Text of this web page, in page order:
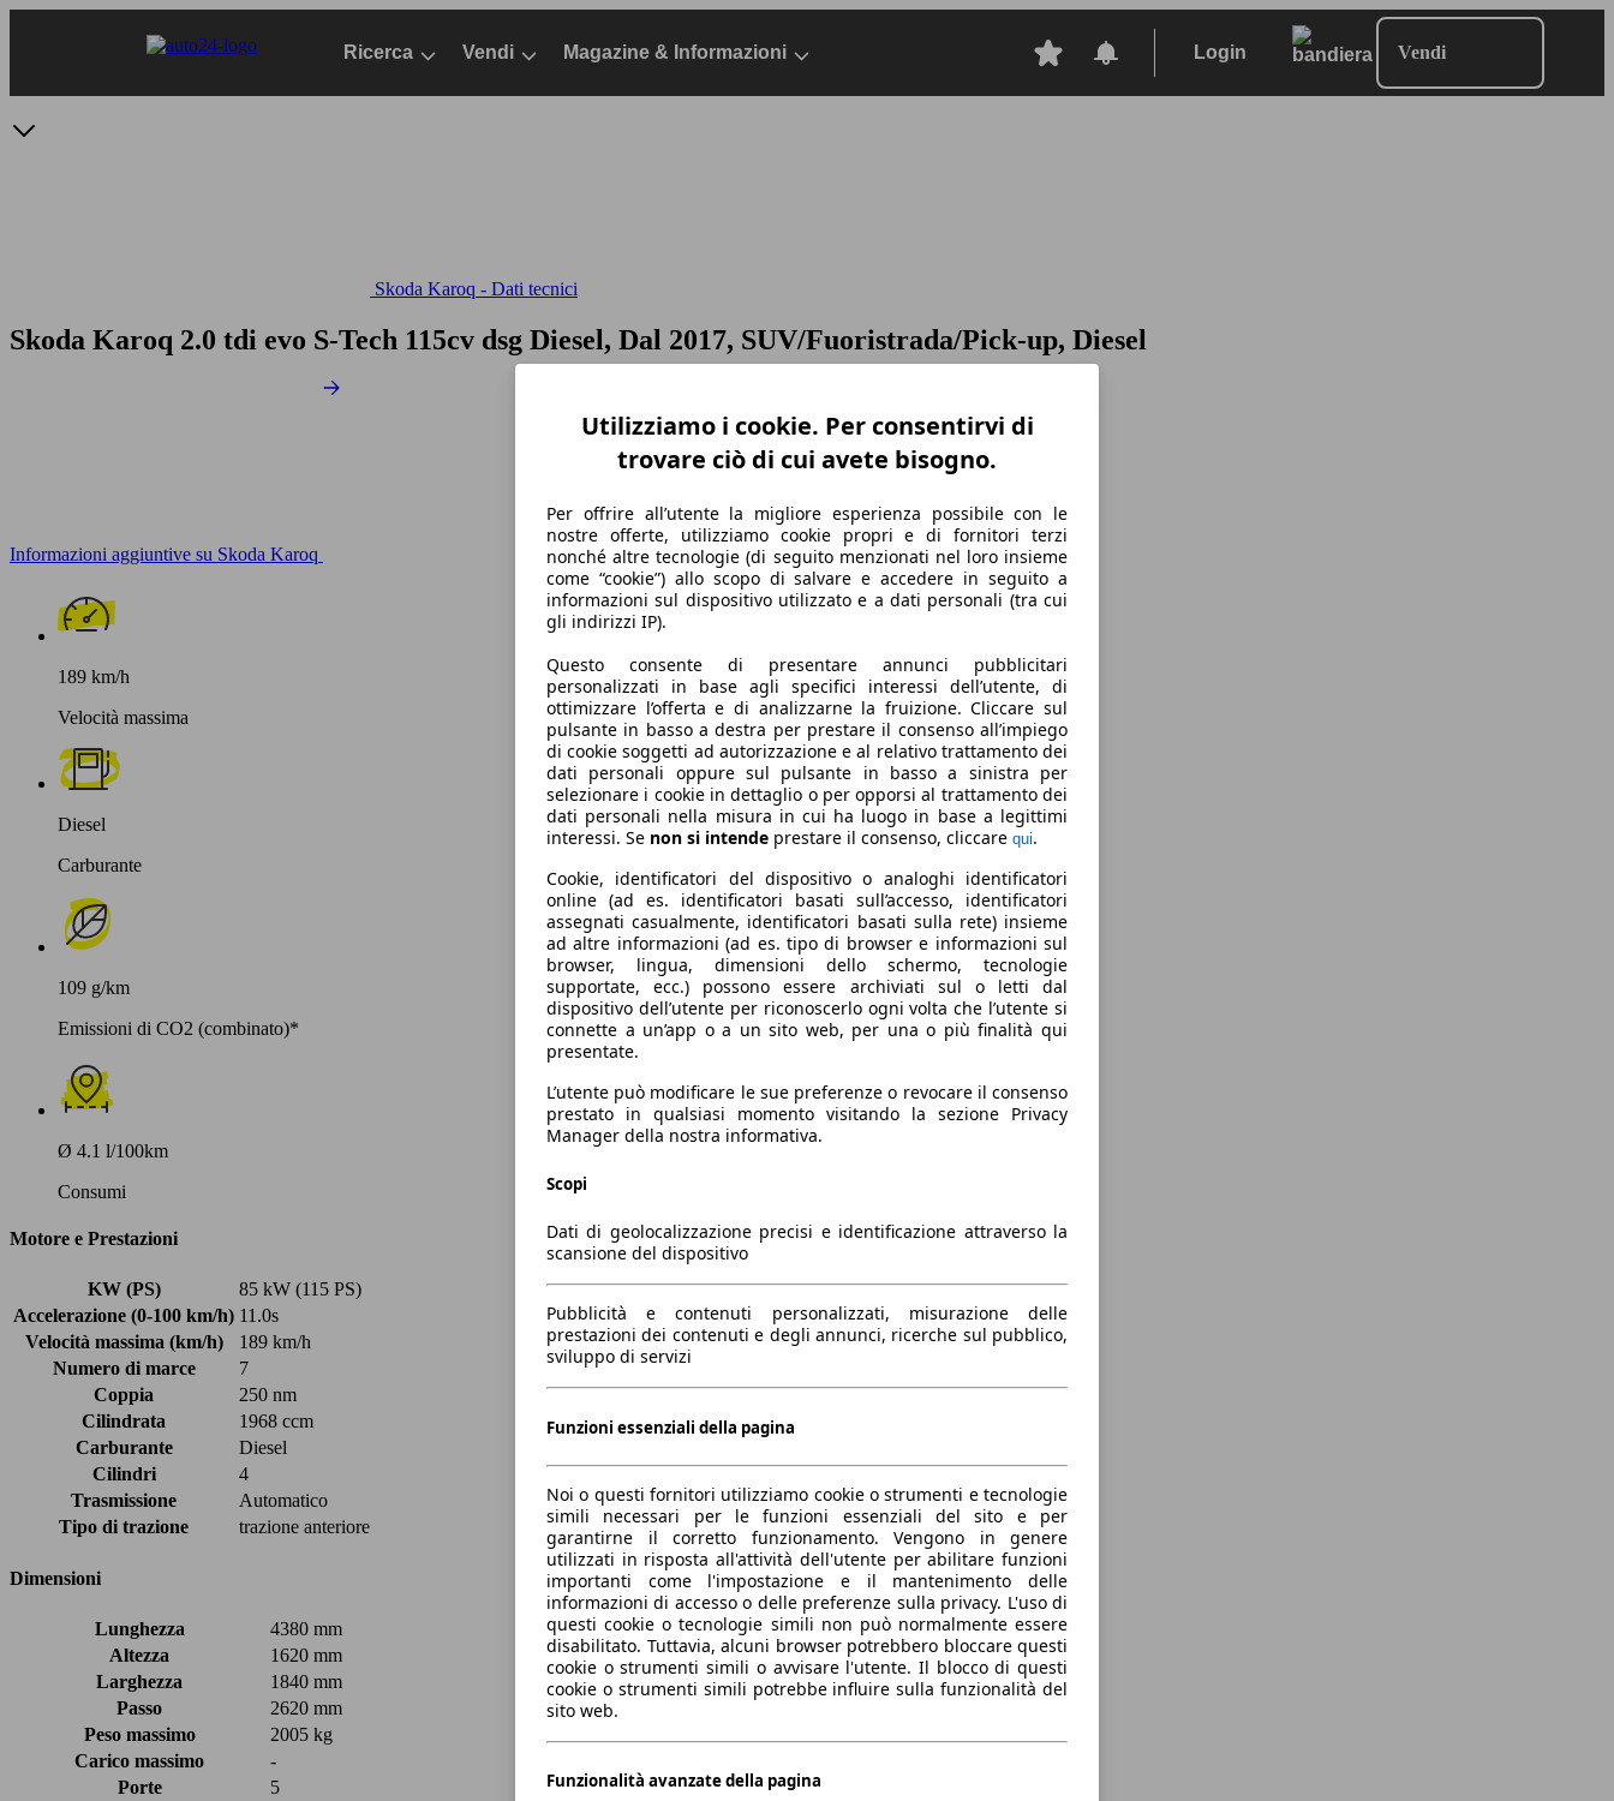
Ricerca Vendi Magazine & Informazioni Login Vendi
Skoda Karoq - Dati tecnici
Skoda Karoq 2.0 tdi evo S-Tech 115cv dsg Diesel, Dal 2017, SUV/Fuoristrada/Pick-up, Diesel
Informazioni aggiuntive su Skoda Karoq
189 km/h
Velocità massima
Diesel
Carburante
109 g/km
Emissioni di CO2 (combinato)*
Ø 4.1 l/100km
Consumi
Motore e Prestazioni
KW (PS)
85 kW (115 PS)
Accelerazione (0-100 km/h) 11.0s
Velocità massima (km/h)
189 km/h
Numero di marce
7
Coppia
250 nm
Cilindrata
1968 ccm
Carburante
Diesel
Cilindri
4
Trasmissione
Automatico
Tipo di trazione
trazione anteriore
Dimensioni
Lunghezza
4380 mm
Altezza
1620 mm
Larghezza
1840 mm
Passo
2620 mm
Peso massimo
2005 kg
Carico massimo
-
Porte
5
Utilizziamo i cookie. Per consentirvi di
trovare ciò di cui avete bisogno.
Per offrire all’utente la migliore esperienza possibile con le
nostre offerte, utilizziamo cookie propri e di fornitori terzi
nonché altre tecnologie (di seguito menzionati nel loro insieme
come “cookie”) allo scopo di salvare e accedere in seguito a
informazioni sul dispositivo utilizzato e a dati personali (tra cui
gli indirizzi IP).
Questo consente di presentare annunci pubblicitari
personalizzati in base agli specifici interessi dell’utente, di
ottimizzare l’offerta e di analizzarne la fruizione. Cliccare sul
pulsante in basso a destra per prestare il consenso all’impiego
di cookie soggetti ad autorizzazione e al relativo trattamento dei
dati personali oppure sul pulsante in basso a sinistra per
selezionare i cookie in dettaglio o per opporsi al trattamento dei
dati personali nella misura in cui ha luogo in base a legittimi
interessi. Se non si intende prestare il consenso, cliccare qui.
Cookie, identificatori del dispositivo o analoghi identificatori
online (ad es. identificatori basati sull’accesso, identificatori
assegnati casualmente, identificatori basati sulla rete) insieme
ad altre informazioni (ad es. tipo di browser e informazioni sul
browser, lingua, dimensioni dello schermo, tecnologie
supportate, ecc.) possono essere archiviati sul o letti dal
dispositivo dell’utente per riconoscerlo ogni volta che l’utente si
connette a un’app o a un sito web, per una o più finalità qui
presentate.
L’utente può modificare le sue preferenze o revocare il consenso
prestato in qualsiasi momento visitando la sezione Privacy
Manager della nostra informativa.
Scopi
Dati di geolocalizzazione precisi e identificazione attraverso la
scansione del dispositivo
Pubblicità e contenuti personalizzati, misurazione delle
prestazioni dei contenuti e degli annunci, ricerche sul pubblico,
sviluppo di servizi
Funzioni essenziali della pagina
Noi o questi fornitori utilizziamo cookie o strumenti e tecnologie
simili necessari per le funzioni essenziali del sito e per
garantirne il corretto funzionamento. Vengono in genere
utilizzati in risposta all'attività dell'utente per abilitare funzioni
importanti come l'impostazione e il mantenimento delle
informazioni di accesso o delle preferenze sulla privacy. L'uso di
questi cookie o tecnologie simili non può normalmente essere
disabilitato. Tuttavia, alcuni browser potrebbero bloccare questi
cookie o strumenti simili o avvisare l'utente. Il blocco di questi
cookie o strumenti simili potrebbe influire sulla funzionalità del
sito web.
Funzionalità avanzate della pagina